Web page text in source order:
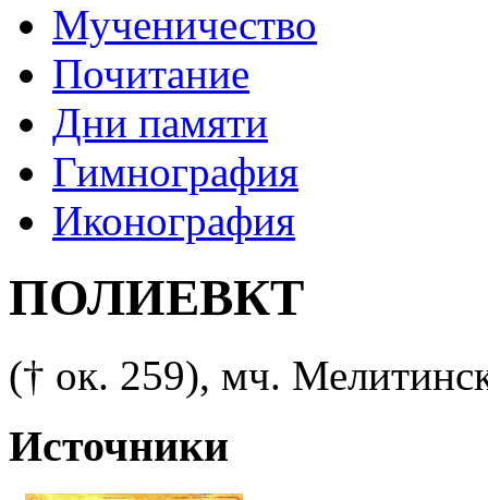
Мученичество
Почитание
Дни памяти
Гимнография
Иконография
ПОЛИЕВКТ
(† ок. 259), мч.
Источники